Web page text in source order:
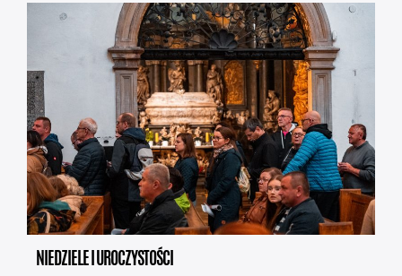
NIEDZIELE I UROCZYSTOŚCI